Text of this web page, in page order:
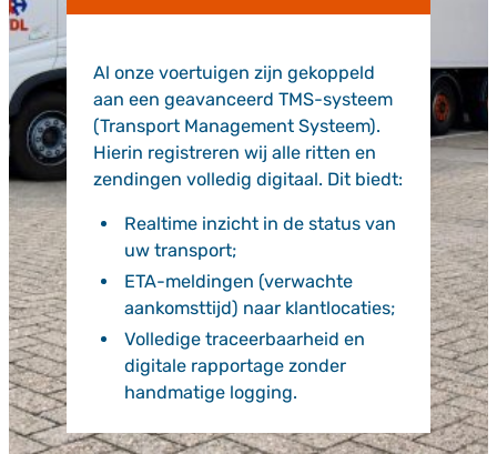
Al onze voertuigen zijn gekoppeld
aan een geavanceerd TMS-systeem
(Transport Management Systeem).
Hierin registreren wij alle ritten en
zendingen volledig digitaal. Dit biedt:
Realtime inzicht in de status van
uw transport;
ETA-meldingen (verwachte
aankomsttijd) naar klantlocaties;
Volledige traceerbaarheid en
digitale rapportage zonder
handmatige logging.